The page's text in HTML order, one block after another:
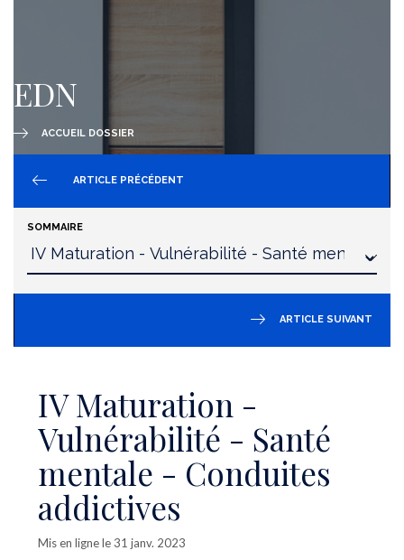
EDN
ACCUEIL DOSSIER
ARTICLE PRÉCÉDENT
SOMMAIRE
ARTICLE SUIVANT
IV Maturation -
Vulnérabilité - Santé
mentale - Conduites
addictives
Mis en ligne le 31 janv. 2023